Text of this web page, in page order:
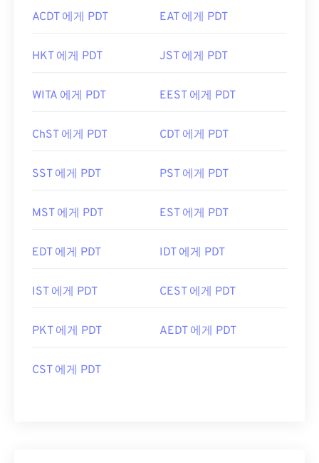
ACDT 에게 PDT EAT 에게 PDT
HKT 에게 PDT JST 에게 PDT
WITA 에게 PDT EEST 에게 PDT
ChST 에게 PDT CDT 에게 PDT
SST 에게 PDT PST 에게 PDT
MST 에게 PDT EST 에게 PDT
EDT 에게 PDT IDT 에게 PDT
IST 에게 PDT CEST 에게 PDT
PKT 에게 PDT AEDT 에게 PDT
CST 에게 PDT